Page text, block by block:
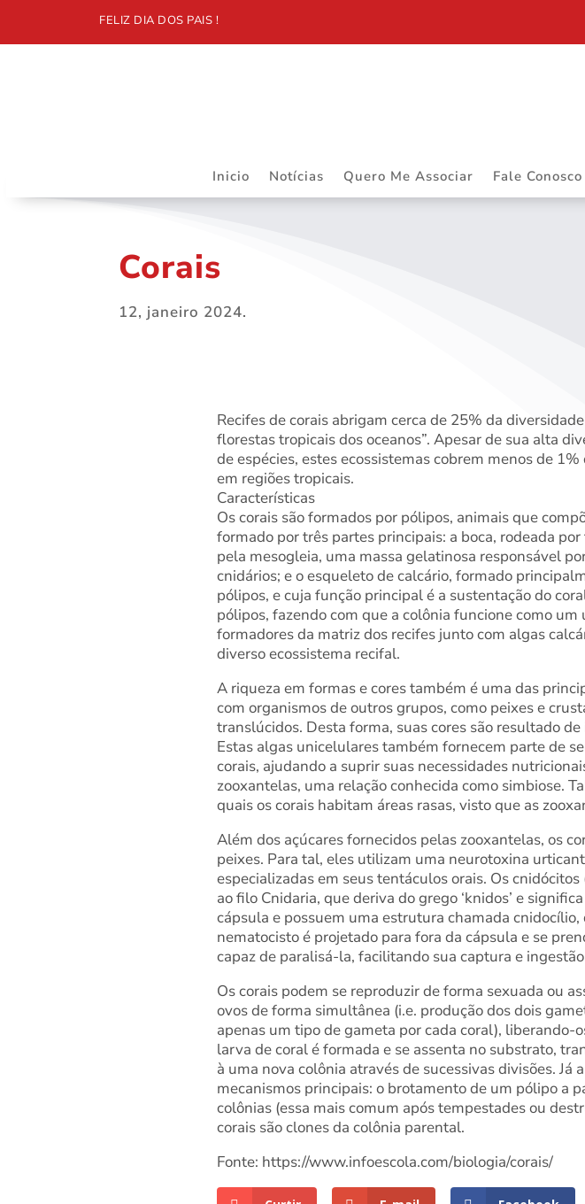
FELIZ DIA DOS PAIS !
Inicio Notícias Quero Me Associar Fale Conosco
Corais
12, janeiro 2024.
Recifes de corais abrigam cerca de 25% da
florestas tropicais dos oceanos”. Apesar de sua alta
de espécies, estes ecossistemas cobrem menos de
em regiões tropicais.
Características
Os corais são formados por pólipos, animais que
formado por três partes principais: a boca, rodeada
pela mesogleia, uma massa gelatinosa responsável
cnidários; e o esqueleto de calcário, formado
pólipos, e cuja função principal é a sustentação do
pólipos, fazendo com que a colônia funcione como
formadores da matriz dos recifes junto com algas
diverso ecossistema recifal.
A riqueza em formas e cores também é uma das
com organismos de outros grupos, como peixes e
translúcidos. Desta forma, suas cores são resultado
Estas algas unicelulares também fornecem parte de
corais, ajudando a suprir suas necessidades
zooxantelas, uma relação conhecida como simbiose.
quais os corais habitam áreas rasas, visto que as
Além dos açúcares fornecidos pelas zooxantelas, os
peixes. Para tal, eles utilizam uma neurotoxina
especializadas em seus tentáculos orais. Os
ao filo Cnidaria, que deriva do grego ‘knidos’ e
cápsula e possuem uma estrutura chamada
nematocisto é projetado para fora da cápsula e se
capaz de paralisá-la, facilitando sua captura e
Os corais podem se reproduzir de forma sexuada ou
ovos de forma simultânea (i.e. produção dos dois
apenas um tipo de gameta por cada coral), liberando-
larva de coral é formada e se assenta no substrato,
à uma nova colônia através de sucessivas divisões.
mecanismos principais: o brotamento de um pólipo a
colônias (essa mais comum após tempestades ou
corais são clones da colônia parental.
Fonte: https://www.infoescola.com/biologia/corais/